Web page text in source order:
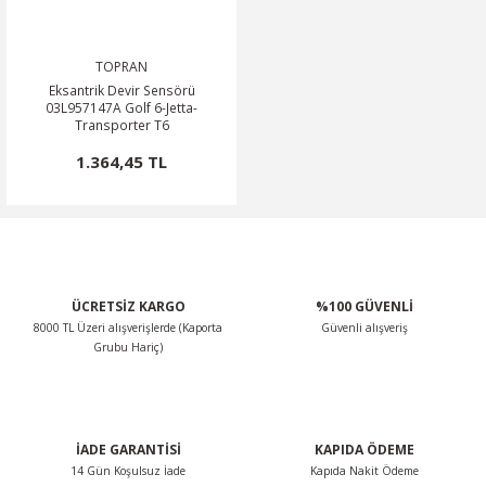
TOPRAN
Eksantrik Devir Sensörü
03L957147A Golf 6-Jetta-
Transporter T6
1.364,45 TL
ÜCRETSİZ KARGO
8000 TL Üzeri alışverişlerde (Kaporta
Grubu Hariç)
%100 GÜVENLİ
Güvenli alışveriş
İADE GARANTİSİ
14 Gün Koşulsuz İade
KAPIDA ÖDEME
Kapıda Nakit Ödeme